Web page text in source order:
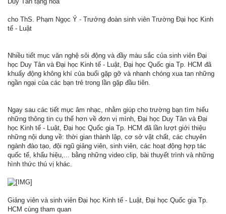
cho ThS. Phạm Ngọc Ý - Trưởng đoàn sinh viên Trường Đại học Kinh
tế - Luật
Nhiều tiết mục văn nghệ sôi động và đầy màu sắc của sinh viên Đại
học Duy Tân và Đại học Kinh tế - Luật, Đại học Quốc gia Tp. HCM đã
khuấy động không khí của buổi gặp gỡ và nhanh chóng xua tan những
ngần ngại của các bạn trẻ trong lần gặp đầu tiên.
Ngay sau các tiết mục âm nhạc, nhằm giúp cho trường bạn tìm hiểu
những thông tin cụ thể hơn về đơn vị mình, Đại học Duy Tân và Đại
học Kinh tế - Luật, Đại học Quốc gia Tp. HCM đã lần lượt giới thiệu
những nội dung về: thời gian thành lập, cơ sở vật chất, các chuyên
ngành đào tạo, đội ngũ giảng viên, sinh viên, các hoạt động hợp tác
quốc tế, khẩu hiệu,... bằng những video clip, bài thuyết trình và những
hình thức thú vị khác.
Giảng viên và sinh viên Đại học Kinh tế - Luật, Đại học Quốc gia Tp.
HCM cùng tham quan